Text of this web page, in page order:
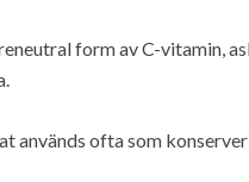
form av C-vitamin,
används ofta som